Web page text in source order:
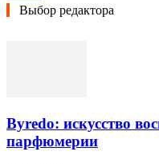
Выбор редактора
Byredo: искусство
парфюмерии